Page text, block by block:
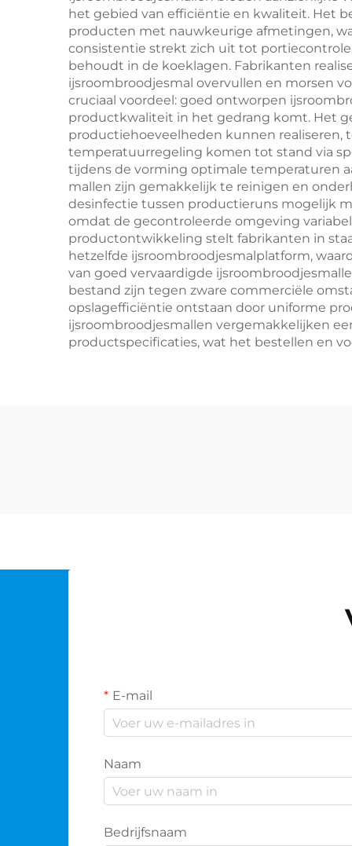
ovenhandschoenen,
vuurbestendig en
warmte-isolerend,
LFGB-gecertificeerd
het gebied van efficiëntie en kwaliteit. Het
producten met nauwkeurige afmetingen,
consistentie strekt zich uit tot
behoudt in de koeklagen. Fabrikanten
ijsroombroodjesmal overvullen en morsen
cruciaal voordeel: goed ontworpen
productkwaliteit in het gedrang komt. Het
productiehoeveelheden kunnen
temperatuurregeling komen tot stand via
tijdens de vorming optimale temperaturen
mallen zijn gemakkelijk te reinigen en
desinfectie tussen productieruns mogelijk
omdat de gecontroleerde omgeving
productontwikkeling stelt fabrikanten in
hetzelfde ijsroombroodjesmalplatform,
van goed vervaardigde
bestand zijn tegen zware commerciële
opslagefficiëntie ontstaan door uniforme
ijsroombroodjesmallen vergemakkelijken
productspecificaties, wat het bestellen en
E-mail
Naam
Bedrijfsnaam